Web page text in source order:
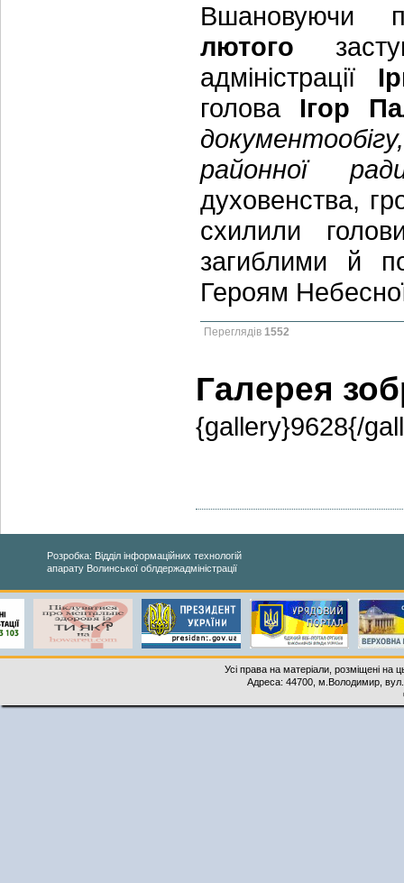
Вшановуючи
лютого
адміністрації
голова Ігор
районної
духовенства,
схилили
загиблими й
Героям
Переглядів 1552
Галерея
{gallery}9628{/
Розробка: Відділ інформаційних технологій
апарату Волинської облдержадміністрації
Усі права на матеріали, розміщені на
Адреса: 44700, м.Володимир,